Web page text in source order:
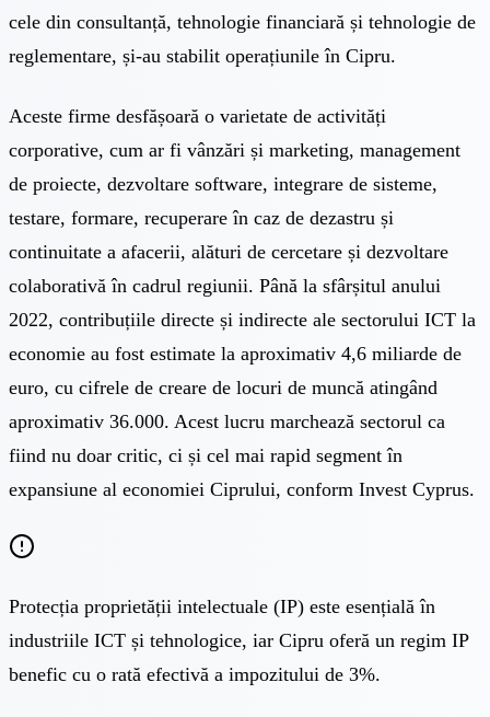
cele din consultanță, tehnologie financiară și tehnologie de
reglementare, și-au stabilit operațiunile în Cipru.
Aceste firme desfășoară o varietate de activități
corporative, cum ar fi vânzări și marketing, management
de proiecte, dezvoltare software, integrare de sisteme,
testare, formare, recuperare în caz de dezastru și
continuitate a afacerii, alături de cercetare și dezvoltare
colaborativă în cadrul regiunii. Până la sfârșitul anului
2022, contribuțiile directe și indirecte ale sectorului ICT la
economie au fost estimate la aproximativ 4,6 miliarde de
euro, cu cifrele de creare de locuri de muncă atingând
aproximativ 36.000. Acest lucru marchează sectorul ca
fiind nu doar critic, ci și cel mai rapid segment în
expansiune al economiei Ciprului, conform Invest Cyprus.
Protecția proprietății intelectuale (IP) este esențială în
industriile ICT și tehnologice, iar Cipru oferă un regim IP
benefic cu o rată efectivă a impozitului de 3%.